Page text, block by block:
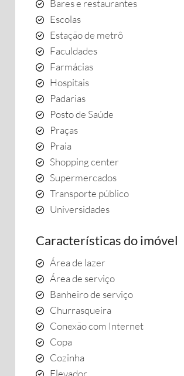
Bares e restaurantes
Escolas
Estação de metrô
Faculdades
Farmácias
Hospitais
Padarias
Posto de Saúde
Praças
Praia
Shopping center
Supermercados
Transporte público
Universidades
Características do imóvel
Área de lazer
Área de serviço
Banheiro de serviço
Churrasqueira
Conexão com Internet
Copa
Cozinha
Elevador